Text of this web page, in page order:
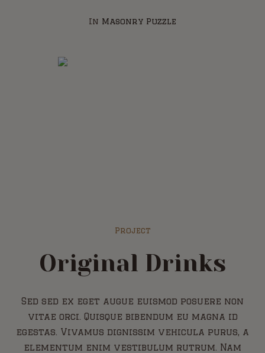
In Masonry Puzzle
Project
Original Drinks
Sed sed ex eget augue euismod posuere non
vitae orci. Quisque bibendum eu magna id
egestas. Vivamus dignissim vehicula purus, a
elementum enim vestibulum rutrum. Nam